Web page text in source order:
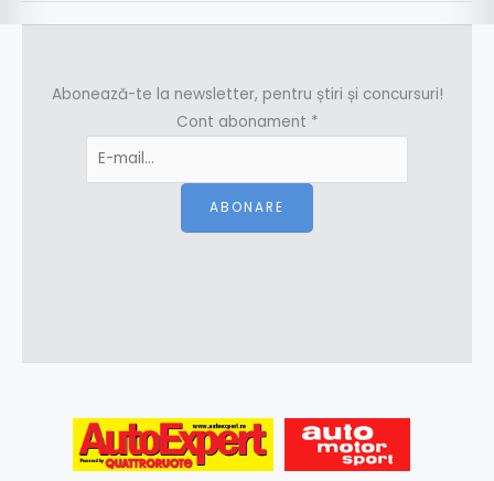
Abonează-te la newsletter, pentru știri și concursuri!
Cont abonament *
ABONARE